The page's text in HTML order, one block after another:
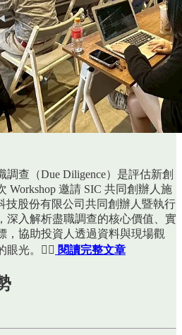
查（Due Diligence）是評估新創
Workshop 邀請 SIC 共同創辦人施
技股份有限公司共同創辦人暨執行
深入解析盡職調查的核心價值、實
，協助投資人透過資料與現場觀
光。👉🏻 閱讀完整文章